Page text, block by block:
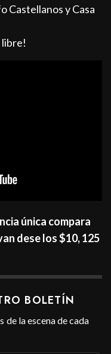
Castellanos y Casa
libre!
única compara
dese los $10, 125
BOLETÍN
de la escena de cada